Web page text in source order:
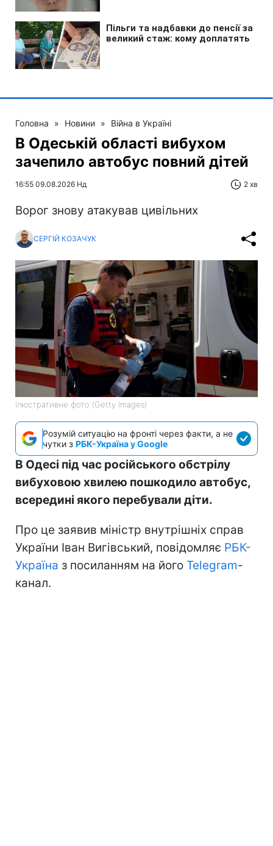
Головна » Новини » Війна в Україні
В Одеській області вибухом
зачепило автобус повний дітей
16:55 09.08.2026 Нд 2 хв
Ворог знову атакував цивільних
СЕРГІЙ КОЗАЧУК
Ілюстративне фото (Getty Images)
Розумій ситуацію на фронті через факти, а не
чутки з РБК-Україна у Google
В Одесі під час російського обстрілу
вибуховою хвилею пошкодило автобус,
всередині якого перебували діти.
Про це заявив міністр внутрішніх справ
України Іван Вигівський, повідомляє РБК-
Україна з посиланням на його Telegram-
канал.